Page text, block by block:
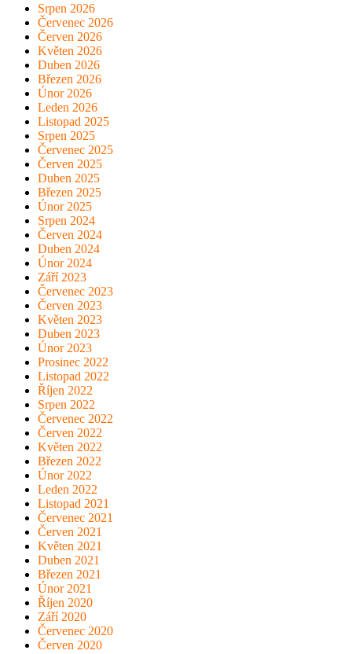
Srpen 2026
Červenec 2026
Červen 2026
Květen 2026
Duben 2026
Březen 2026
Únor 2026
Leden 2026
Listopad 2025
Srpen 2025
Červenec 2025
Červen 2025
Duben 2025
Březen 2025
Únor 2025
Srpen 2024
Červen 2024
Duben 2024
Únor 2024
Září 2023
Červenec 2023
Červen 2023
Květen 2023
Duben 2023
Únor 2023
Prosinec 2022
Listopad 2022
Říjen 2022
Srpen 2022
Červenec 2022
Červen 2022
Květen 2022
Březen 2022
Únor 2022
Leden 2022
Listopad 2021
Červenec 2021
Červen 2021
Květen 2021
Duben 2021
Březen 2021
Únor 2021
Říjen 2020
Září 2020
Červenec 2020
Červen 2020